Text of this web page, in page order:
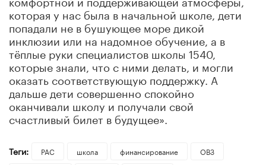
которая у нас была в начальной школе, дети
попадали не в бушующее море дикой
инклюзии или на надомное обучение, а в
тёплые руки специалистов школы 1540,
которые знали, что с ними делать, и могли
оказать соответствующую поддержку. А
дальше дети совершенно спокойно
оканчивали школу и получали свой
счастливый билет в будущее».
Теги: РАС школа финансирование
ОВЗ